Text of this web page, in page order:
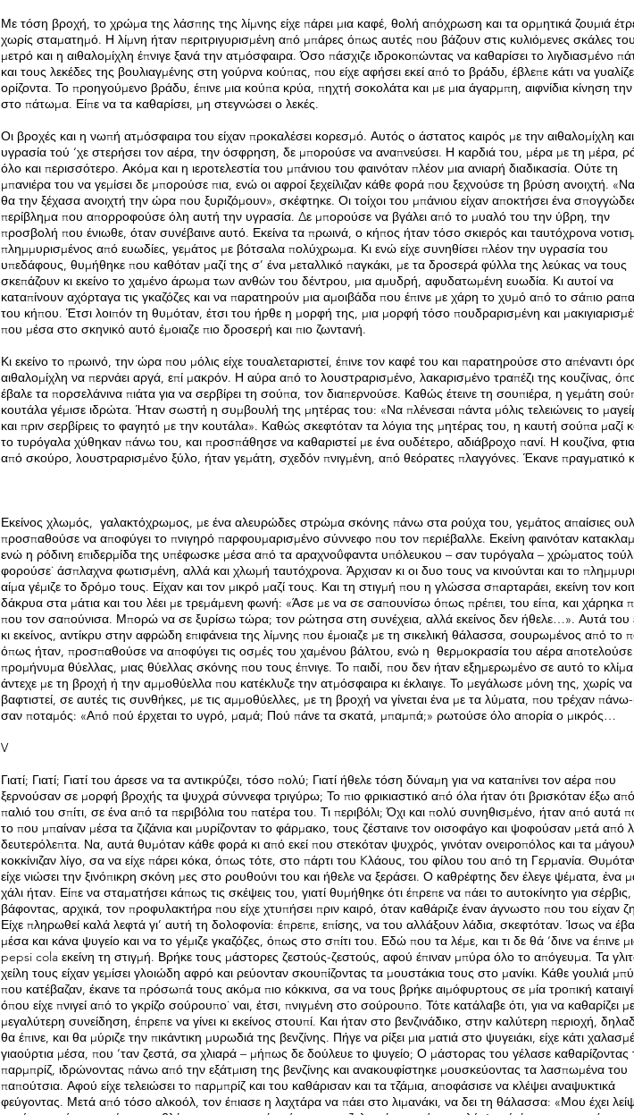
Με τόση βροχή, το χρώμα της λάσπης της λίμνης είχε πάρει μια καφέ, θολή απόχρωση και τα ορμητικά ζουμιά
χωρίς σταματημό. Η λίμνη ήταν περιτριγυρισμένη από μπάρες όπως αυτές που βάζουν στις κυλιόμενες σκάλες
μετρό και η αιθαλομίχλη έπνιγε ξανά την ατμόσφαιρα. Όσο πάσχιζε ιδροκοπώντας να καθαρίσει το λιγδιασμένο
και τους λεκέδες της βουλιαγμένης στη γούρνα κούπας, που είχε αφήσει εκεί από το βράδυ, έβλεπε κάτι να
ορίζοντα. Το προηγούμενο βράδυ, έπινε μια κούπα κρύα, πηχτή σοκολάτα και με μια άγαρμπη, αιφνίδια κίνηση την
στο πάτωμα. Είπε να τα καθαρίσει, μη στεγνώσει ο λεκές.
Οι βροχές και η νωπή ατμόσφαιρα του είχαν προκαλέσει κορεσμό. Αυτός ο άστατος καιρός με την αιθαλομίχλη
υγρασία τού ‘χε στερήσει τον αέρα, την όσφρηση, δε μπορούσε να αναπνεύσει. Η καρδιά του, μέρα με τη μέρα,
όλο και περισσότερο. Ακόμα και η ιεροτελεστία του μπάνιου του φαινόταν πλέον μια ανιαρή διαδικασία. Ούτε τη
μπανιέρα του να γεμίσει δε μπορούσε πια, ενώ οι αφροί ξεχείλιζαν κάθε φορά που ξεχνούσε τη βρύση ανοιχτή.
θα την ξέχασα ανοιχτή την ώρα που ξυριζόμουν», σκέφτηκε. Οι τοίχοι του μπάνιου είχαν αποκτήσει ένα
περίβλημα που απορροφούσε όλη αυτή την υγρασία. Δε μπορούσε να βγάλει από το μυαλό του την ύβρη, την
προσβολή που ένιωθε, όταν συνέβαινε αυτό. Εκείνα τα πρωινά, ο κήπος ήταν τόσο σκιερός και ταυτόχρονα
πλημμυρισμένος από ευωδίες, γεμάτος με βότσαλα πολύχρωμα. Κι ενώ είχε συνηθίσει πλέον την υγρασία του
υπεδάφους, θυμήθηκε που καθόταν μαζί της σ’ ένα μεταλλικό παγκάκι, με τα δροσερά φύλλα της λεύκας να τους
σκεπάζουν κι εκείνο το χαμένο άρωμα των ανθών του δέντρου, μια αμυδρή, αφυδατωμένη ευωδία. Κι αυτοί να
καταπίνουν αχόρταγα τις γκαζόζες και να παρατηρούν μια αμοιβάδα που έπινε με χάρη το χυμό από το σάπιο
του κήπου. Έτσι λοιπόν τη θυμόταν, έτσι του ήρθε η μορφή της, μια μορφή τόσο πουδραρισμένη και
που μέσα στο σκηνικό αυτό έμοιαζε πιο δροσερή και πιο ζωντανή.
Κι εκείνο το πρωινό, την ώρα που μόλις είχε τουαλεταριστεί, έπινε τον καφέ του και παρατηρούσε στο απέναντι
αιθαλομίχλη να περνάει αργά, επί μακρόν. Η αύρα από το λουστραρισμένο, λακαρισμένο τραπέζι της κουζίνας,
έβαλε τα πορσελάνινα πιάτα για να σερβίρει τη σούπα, τον διαπερνούσε. Καθώς έτεινε τη σουπιέρα, η γεμάτη
κουτάλα γέμισε ιδρώτα. Ήταν σωστή η συμβουλή της μητέρας του: «Να πλένεσαι πάντα μόλις τελειώνεις το
και πριν σερβίρεις το φαγητό με την κουτάλα». Καθώς σκεφτόταν τα λόγια της μητέρας του, η καυτή σούπα μαζί
το τυρόγαλα χύθηκαν πάνω του, και προσπάθησε να καθαριστεί με ένα ουδέτερο, αδιάβροχο πανί. Η κουζίνα,
από σκούρο, λουστραρισμένο ξύλο, ήταν γεμάτη, σχεδόν πνιγμένη, από θεόρατες πλαγγόνες. Έκανε πραγματικό
Εκείνος χλωμός, γαλακτόχρωμος, με ένα αλευρώδες στρώμα σκόνης πάνω στα ρούχα του, γεμάτος απαίσιες
προσπαθούσε να αποφύγει το πνιγηρό παρφουμαρισμένο σύννεφο που τον περιέβαλλε. Εκείνη φαινόταν
ενώ η ρόδινη επιδερμίδα της υπέφωσκε μέσα από τα αραχνοΰφαντα υπόλευκου – σαν τυρόγαλα – χρώματος
φορούσε˙ άσπλαχνα φωτισμένη, αλλά και χλωμή ταυτόχρονα. Άρχισαν κι οι δυο τους να κινούνται και το
αίμα γέμιζε το δρόμο τους. Είχαν και τον μικρό μαζί τους. Και τη στιγμή που η γλώσσα σπαρταράει, εκείνη τον
δάκρυα στα μάτια και του λέει με τρεμάμενη φωνή: «Άσε με να σε σαπουνίσω όπως πρέπει, του είπα, και χάρηκα
που τον σαπούνισα. Μπορώ να σε ξυρίσω τώρα; τον ρώτησα στη συνέχεια, αλλά εκείνος δεν ήθελε…». Αυτά του
κι εκείνος, αντίκρυ στην αφρώδη επιφάνεια της λίμνης που έμοιαζε με τη σικελική θάλασσα, σουρωμένος από το
όπως ήταν, προσπαθούσε να αποφύγει τις οσμές του χαμένου βάλτου, ενώ η θερμοκρασία του αέρα αποτελούσε
προμήνυμα θύελλας, μιας θύελλας σκόνης που τους έπνιγε. Το παιδί, που δεν ήταν εξημερωμένο σε αυτό το
άντεχε με τη βροχή ή την αμμοθύελλα που κατέκλυζε την ατμόσφαιρα κι έκλαιγε. Το μεγάλωσε μόνη της, χωρίς να
βαφτιστεί, σε αυτές τις συνθήκες, με τις αμμοθύελλες, με τη βροχή να γίνεται ένα με τα λύματα, που τρέχαν
σαν ποταμός: «Από πού έρχεται το υγρό, μαμά; Πού πάνε τα σκατά, μπαμπά;» ρωτούσε όλο απορία ο μικρός…
V
Γιατί; Γιατί; Γιατί του άρεσε να τα αντικρύζει, τόσο πολύ; Γιατί ήθελε τόση δύναμη για να καταπίνει τον αέρα που
ξερνούσαν σε μορφή βροχής τα ψυχρά σύννεφα τριγύρω; Το πιο φρικιαστικό από όλα ήταν ότι βρισκόταν έξω
παλιό του σπίτι, σε ένα από τα περιβόλια του πατέρα του. Τι περιβόλι; Όχι και πολύ συνηθισμένο, ήταν από αυτά
το που μπαίναν μέσα τα ζιζάνια και μυρίζονταν το φάρμακο, τους ζέσταινε τον οισοφάγο και ψοφούσαν μετά από
δευτερόλεπτα. Να, αυτά θυμόταν κάθε φορά κι από εκεί που στεκόταν ψυχρός, γινόταν ονειροπόλος και τα
κοκκίνιζαν λίγο, σα να είχε πάρει κόκα, όπως τότε, στο πάρτι του Kλάους, του φίλου του από τη Γερμανία.
είχε νιώσει την ξινόπικρη σκόνη μες στο ρουθούνι του και ήθελε να ξεράσει. Ο καθρέφτης δεν έλεγε ψέματα, ένα
χάλι ήταν. Είπε να σταματήσει κάπως τις σκέψεις του, γιατί θυμήθηκε ότι έπρεπε να πάει το αυτοκίνητο για σέρβις,
βάφοντας, αρχικά, τον προφυλακτήρα που είχε χτυπήσει πριν καιρό, όταν καθάριζε έναν άγνωστο που του είχαν
Είχε πληρωθεί καλά λεφτά γι’ αυτή τη δολοφονία: έπρεπε, επίσης, να του αλλάξουν λάδια, σκεφτόταν. Ίσως να
μέσα και κάνα ψυγείο και να το γέμιζε γκαζόζες, όπως στο σπίτι του. Εδώ που τα λέμε, και τι δε θά ‘δινε να έπινε
pepsi cola εκείνη τη στιγμή. Βρήκε τους μάστορες ζεστούς-ζεστούς, αφού έπιναν μπύρα όλο το απόγευμα. Τα
χείλη τους είχαν γεμίσει γλοιώδη αφρό και ρεύονταν σκουπίζοντας τα μουστάκια τους στο μανίκι. Κάθε γουλιά
που κατέβαζαν, έκανε τα πρόσωπά τους ακόμα πιο κόκκινα, σα να τους βρήκε αιμόφυρτους σε μία τροπική
όπου είχε πνιγεί από το γκρίζο σούρουπο˙ ναι, έτσι, πνιγμένη στο σούρουπο. Τότε κατάλαβε ότι, για να καθαρίζει με
μεγαλύτερη συνείδηση, έπρεπε να γίνει κι εκείνος στουπί. Και ήταν στο βενζινάδικο, στην καλύτερη περιοχή,
θα έπινε, και θα μύριζε την πικάντικη μυρωδιά της βενζίνης. Πήγε να ρίξει μια ματιά στο ψυγειάκι, είχε κάτι
γιαούρτια μέσα, που ‘ταν ζεστά, σα χλιαρά – μήπως δε δούλευε το ψυγείο; Ο μάστορας του γέλασε καθαρίζοντας
παρμπρίζ, ιδρώνοντας πάνω από την εξάτμιση της βενζίνης και ανακουφίστηκε μουσκεύοντας τα λασπωμένα του
παπούτσια. Αφού είχε τελειώσει το παρμπρίζ και του καθάρισαν και τα τζάμια, αποφάσισε να κλέψει αναψυκτικά
φεύγοντας. Μετά από τόσο αλκοόλ, τον έπιασε η λαχτάρα να πάει στο λιμανάκι, να δει τη θάλασσα: «Μου έχει